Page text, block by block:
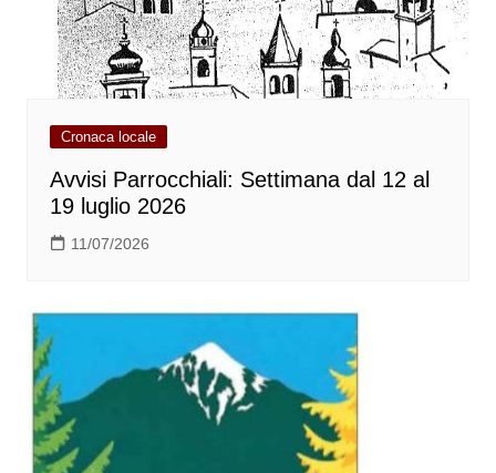
Cronaca locale
Avvisi Parrocchiali: Settimana dal 12 al
19 luglio 2026
11/07/2026